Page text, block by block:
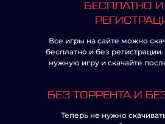
БЕСПЛАТНО
Все игры на сайте можно
бесплатно и без
нужную игру и скачайте
БЕЗ ТОРРЕНТА И
Теперь не нужно